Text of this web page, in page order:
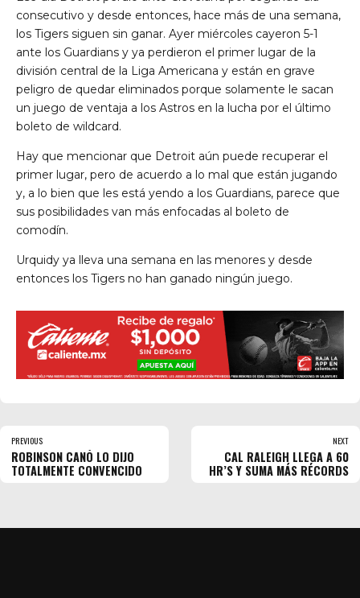
consecutivo y desde entonces, hace más de una semana,
los Tigers siguen sin ganar. Ayer miércoles cayeron 5-1
ante los Guardians y ya perdieron el primer lugar de la
división central de la Liga Americana y están en grave
peligro de quedar eliminados porque solamente le sacan
un juego de ventaja a los Astros en la lucha por el último
boleto de wildcard.
Hay que mencionar que Detroit aún puede recuperar el
primer lugar, pero de acuerdo a lo mal que están jugando
y, a lo bien que les está yendo a los Guardians, parece que
sus posibilidades van más enfocadas al boleto de
comodín.
Urquidy ya lleva una semana en las menores y desde
entonces los Tigers no han ganado ningún juego.
PREVIOUS
ROBINSON CANÓ LO DIJO
TOTALMENTE CONVENCIDO
NEXT
CAL RALEIGH LLEGA A 60
HR’S Y SUMA MÁS RÉCORDS